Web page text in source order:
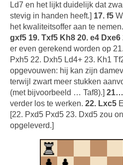
Ld7 en het lijkt duidelijk dat
stevig in handen heeft.] 17. f5
het kwaliteitsoffer aan te nemen.
gxf5 19. Txf5 Kh8 20. e4 Dxe6
er even gerekend worden op
Pxh5 22. Dxh5 Ld4+ 23. Kh1
opgevouwen: hij kan zijn
terwijl zwart meer stukken
(met bijvoorbeeld … Taf8).]
verder los te werken. 22. Lxc5
[22. Pxd5 Pxd5 23. Dxd5 zou
opgeleverd.]